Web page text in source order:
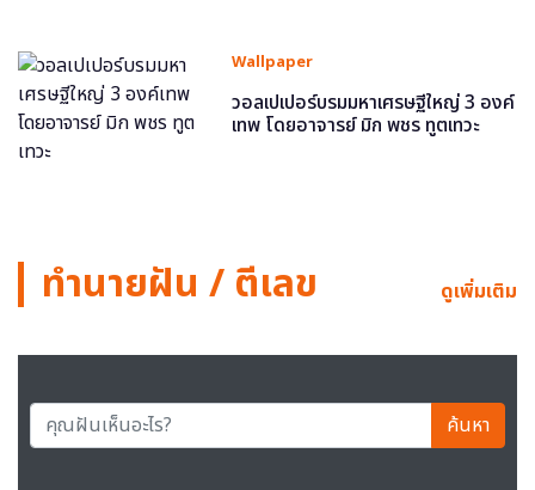
Wallpaper
วอลเปเปอร์บรมมหาเศรษฐีใหญ่ 3 องค์
เทพ โดยอาจารย์ มิก พชร ทูตเทวะ
ทำนายฝัน / ตีเลข ดูเพิ่มเติม
ค้นหา